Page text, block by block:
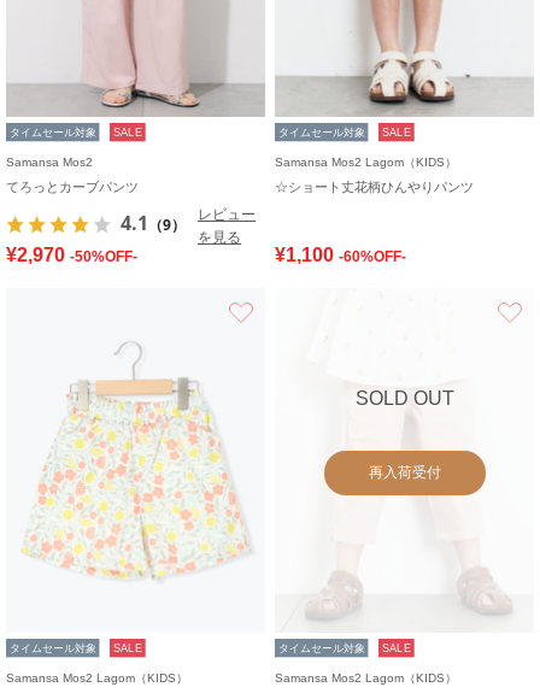
タイムセール対象 SALE
Samansa Mos2
てろっとカーブパンツ
4.1 （9）
レビュー
を見る
¥2,970 -50%OFF-
タイムセール対象 SALE
Samansa Mos2 Lagom（KIDS）
☆ショート丈花柄ひんやりパンツ
¥1,100 -60%OFF-
タイムセール対象 SALE
Samansa Mos2 Lagom（KIDS）
SOLD OUT
再入荷受付
タイムセール対象 SALE
Samansa Mos2 Lagom（KIDS）